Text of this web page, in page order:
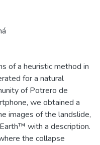
of a heuristic method in
for a natural
of Potrero de
we obtained a
images of the landslide,
with a description.
the collapse